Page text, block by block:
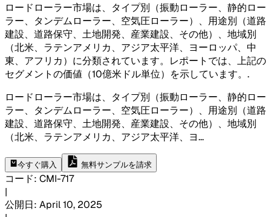
ロードローラー市場は、タイプ別（振動ローラー、静的ロー
ラー、タンデムローラー、空気圧ローラー）、用途別（道路
建設、道路保守、土地開発、産業建設、その他）、地域別
（北米、ラテンアメリカ、アジア太平洋、ヨーロッパ、中
東、アフリカ）に分類されています。レポートでは、上記の
セグメントの価値（10億米ドル単位）を示しています。 .
ロードローラー市場は、タイプ別（振動ローラー、静的ロー
ラー、タンデムローラー、空気圧ローラー）、用途別（道路
建設、道路保守、土地開発、産業建設、その他）、地域別
（北米、ラテンアメリカ、アジア太平洋、ヨ...
今すぐ購入 無料サンプルを請求
コード: CMI-717
|
公開日: April 10, 2025